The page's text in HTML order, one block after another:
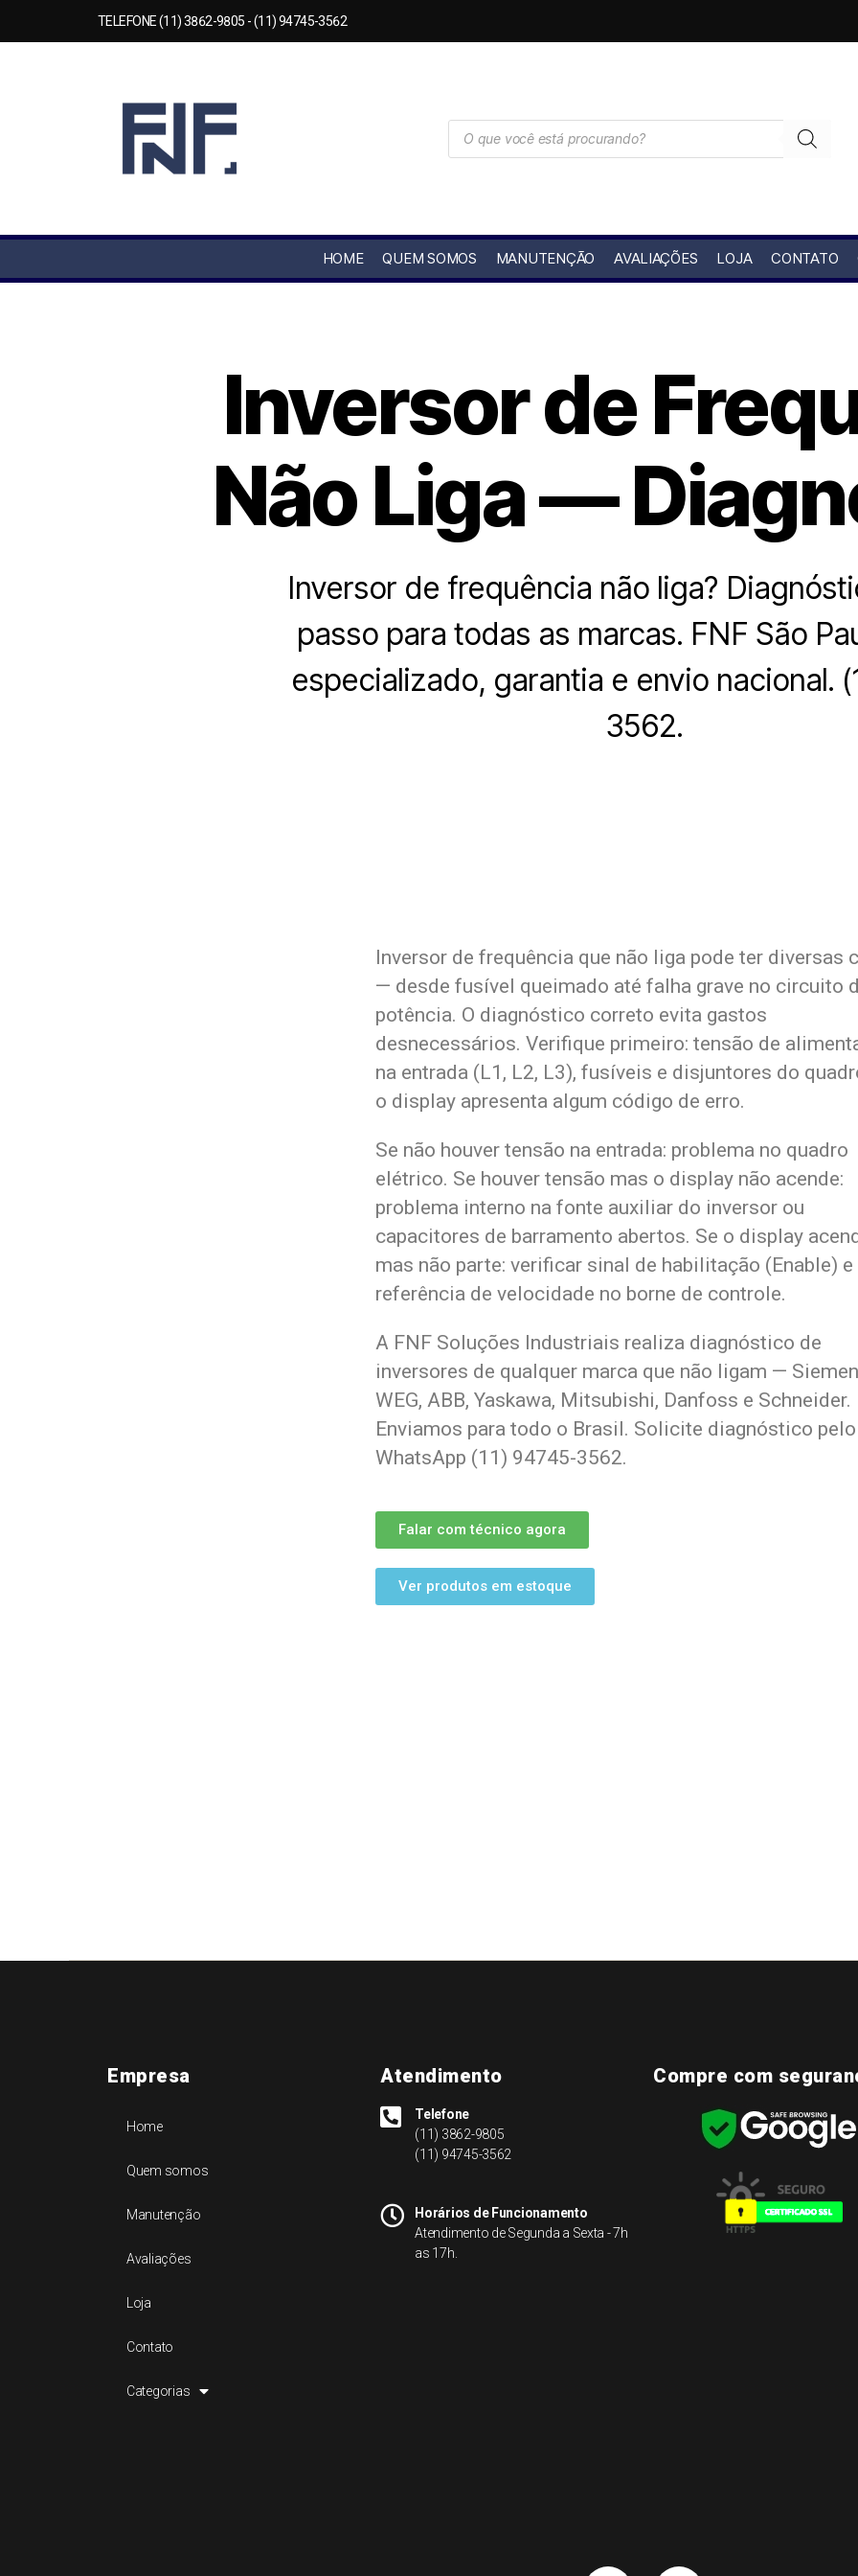
TELEFONE (11) 3862-9805 - (11) 94745-3562
HOME QUEM SOMOS MANUTENÇÃO AVALIAÇÕES LOJA CONTATO
Inversor de
Não Liga —
Inversor de frequência não liga?
passo para todas as marcas. FNF São
especializado, garantia e envio nacional.
3562.
Inversor de frequência que não liga pode ter diversas
— desde fusível queimado até falha grave no circuito
potência. O diagnóstico correto evita gastos
desnecessários. Verifique primeiro: tensão de
na entrada (L1, L2, L3), fusíveis e disjuntores do
o display apresenta algum código de erro.
Se não houver tensão na entrada: problema no quadro
elétrico. Se houver tensão mas o display não acende:
problema interno na fonte auxiliar do inversor ou
capacitores de barramento abertos. Se o display
mas não parte: verificar sinal de habilitação (Enable) e
referência de velocidade no borne de controle.
A FNF Soluções Industriais realiza diagnóstico de
inversores de qualquer marca que não ligam —
WEG, ABB, Yaskawa, Mitsubishi, Danfoss e Schneider.
Enviamos para todo o Brasil. Solicite diagnóstico pelo
WhatsApp (11) 94745-3562.
Falar com técnico agora
Ver produtos em estoque
Empresa
Home
Quem somos
Manutenção
Avaliações
Loja
Contato
Categorias
Atendimento
Telefone
(11) 3862-9805
(11) 94745-3562
Horários de Funcionamento
Atendimento de Segunda a Sexta - 7h
as 17h.
Compre com